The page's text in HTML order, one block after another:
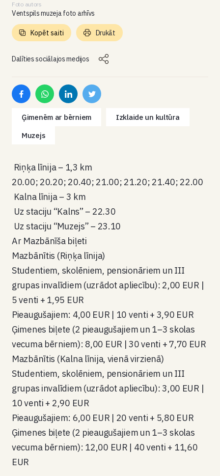
Foto autors
Ventspils muzeja foto arhīvs
Dalīties sociālajos medijos
Kopēt saiti Drukāt
Ģimenēm ar bērniem
Izklaide un kultūra
Muzejs
Riņķa līnija – 1,3 km
20.00; 20.20; 20.40; 21.00; 21.20; 21.40; 22.00
Kalna līnija – 3 km
Uz staciju “Kalns” – 22.30
Uz staciju “Muzejs” – 23.10
Ar Mazbānīša biļeti
Mazbānītis (Riņķa līnija)
Studentiem, skolēniem, pensionāriem un III
grupas invalīdiem (uzrādot apliecību): 2,00 EUR |
5 venti + 1,95 EUR
Pieaugušajiem: 4,00 EUR | 10 venti + 3,90 EUR
Ģimenes biļete (2 pieaugušajiem un 1–3 skolas
vecuma bērniem): 8,00 EUR | 30 venti + 7,70 EUR
Mazbānītis (Kalna līnija, vienā virzienā)
Studentiem, skolēniem, pensionāriem un III
grupas invalīdiem (uzrādot apliecību): 3,00 EUR |
10 venti + 2,90 EUR
Pieaugušajiem: 6,00 EUR | 20 venti + 5,80 EUR
Ģimenes biļete (2 pieaugušajiem un 1–3 skolas
vecuma bērniem): 12,00 EUR | 40 venti + 11,60
EUR